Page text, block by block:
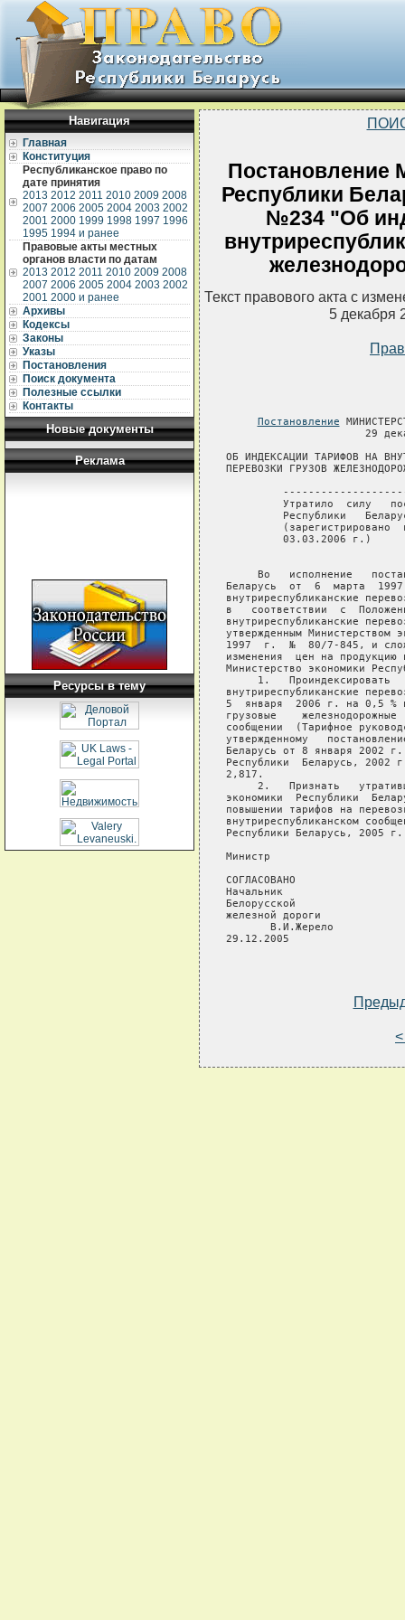
Навигация
Главная
Конституция
Республиканское право по
дате принятия
2013 2012 2011 2010 2009 2008
2007 2006 2005 2004 2003 2002
2001 2000 1999 1998 1997 1996
1995 1994 и ранее
Правовые акты местных
органов власти по датам
2013 2012 2011 2010 2009 2008
2007 2006 2005 2004 2003 2002
2001 2000 и ранее
Архивы
Кодексы
Законы
Указы
Постановления
Поиск документа
Полезные ссылки
Контакты
Новые документы
Реклама
Ресурсы в тему
Постановление
Республики
№234 "Об
Текст правового акта с
5 декабря
Постановление
29
ОБ ИНДЕКСАЦИИ ТАРИФОВ НА
ПЕРЕВОЗКИ ГРУЗОВ
Утратило  силу
Республики
(зарегистрировано
         03.03.2006 г.)
Во   исполнение
Беларусь  от  6  марта
внутриреспубликанские
в   соответствии  с
внутриреспубликанские
утвержденным Министерством
1997  г.  №  80/7-845, и
изменения  цен на продукцию
Министерство экономики
1.   Проиндексировать
внутриреспубликанские
5  января  2006 г. на 0,5 %
грузовые
сообщении  (Тарифное
утвержденному
Беларусь от 8 января 2002
Республики  Беларусь, 2002
2,817.
2.   Признать
экономики  Республики
повышении тарифов на
внутриреспубликанском
Республики Беларусь, 2005
Министр
СОГЛАСОВАНО
Начальник
Белорусской
железной дороги
       В.И.Жерело
29.12.2005